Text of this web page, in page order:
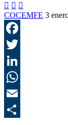
  
COCEMFE 3